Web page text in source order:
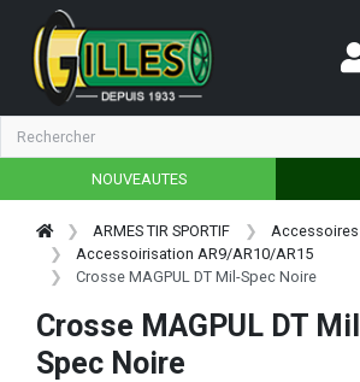
NOUVEAUTES
ARMES TIR SPORTIF
Accessoirisation AR9/AR10/AR15
Crosse MAGPUL DT Mil-Spec Noire
Crosse MAGPUL DT
Spec Noire